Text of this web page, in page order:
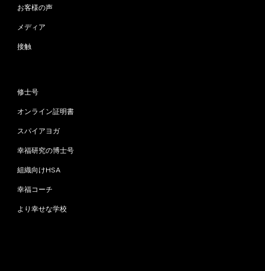
お客様の声
メディア
接触
修士号
オンライン証明書
スパイアヨガ
幸福研究の博士号
組織向けHSA
幸福コーチ
より幸せな学校